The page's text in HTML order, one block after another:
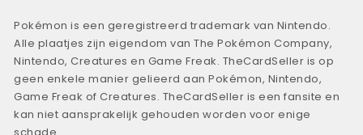
Pokémon is een geregistreerd trademark van Nintendo.
Alle plaatjes zijn eigendom van The Pokémon Company,
Nintendo, Creatures en Game Freak. TheCardSeller is op
geen enkele manier gelieerd aan Pokémon, Nintendo,
Game Freak of Creatures. TheCardSeller is een fansite en
kan niet aansprakelijk gehouden worden voor enige
schade.